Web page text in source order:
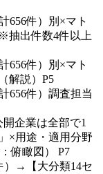
656件）別×マト
出件数4件以上
656件）別×マト
解説）P5
656件）調査担当
企業は全部で1
×用途・適用分野
俯瞰図） P7
）→【大分類14セ